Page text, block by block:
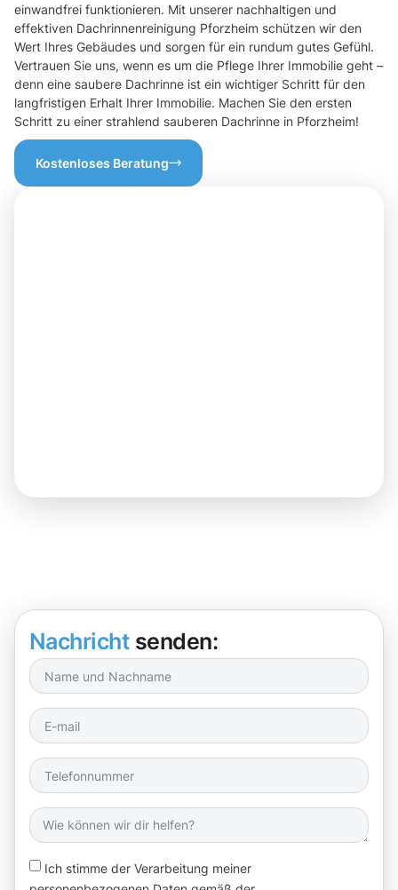
einwandfrei funktionieren. Mit unserer nachhaltigen und
effektiven Dachrinnenreinigung Pforzheim schützen wir den
Wert Ihres Gebäudes und sorgen für ein rundum gutes Gefühl.
Vertrauen Sie uns, wenn es um die Pflege Ihrer Immobilie geht –
denn eine saubere Dachrinne ist ein wichtiger Schritt für den
langfristigen Erhalt Ihrer Immobilie. Machen Sie den ersten
Schritt zu einer strahlend sauberen Dachrinne in Pforzheim!
Kostenloses Beratung
Nachricht senden:
Ich stimme der Verarbeitung meiner